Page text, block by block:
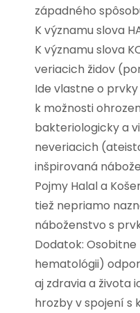
západného
K významu slova
K významu slova
veriacich židov
Ide vlastne o
k možnosti
bakteriologicky a
neveriacich
inšpirovaná
Pojmy Halal a
tiež nepriamo
náboženstvo s
Dodatok:
hematológii)
aj zdravia a života
hrozby v spojení s